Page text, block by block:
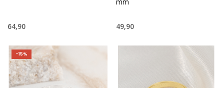
64,90
mm
49,90
-15%